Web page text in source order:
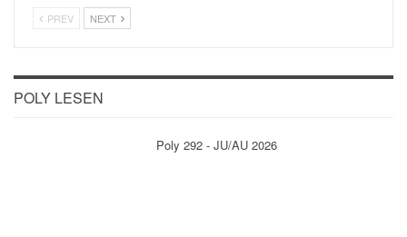
PREV NEXT
POLY LESEN
Poly 292 - JU/AU 2026